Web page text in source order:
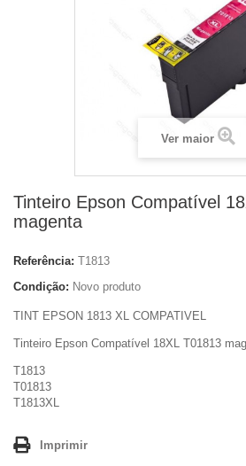
Ver maior
Tinteiro Epson Compatível
magenta
Referência: T1813
Condição: Novo produto
TINT EPSON 1813 XL COMPATIVEL
Tinteiro Epson Compatível 18XL T01813
T1813
T01813
T1813XL
Imprimir